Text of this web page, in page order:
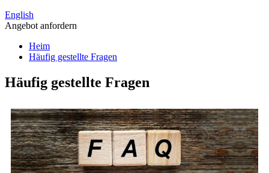
English
Angebot anfordern
Heim
Häufig gestellte Fragen
Häufig gestellte Fragen